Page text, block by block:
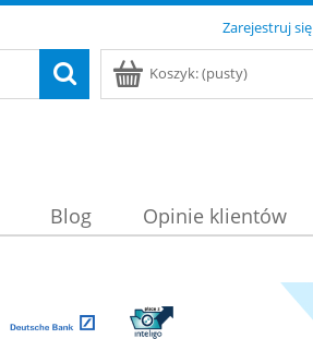
Zarejestruj się
Koszyk:(pusty)
Blog Opinie klientów